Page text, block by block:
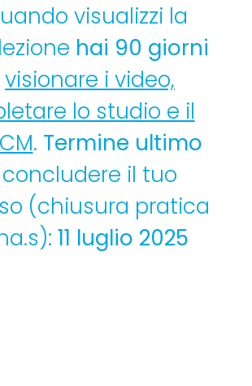
visualizzi la
hai 90 giorni
visionare i video,
lo studio e il
. Termine ultimo
il tuo
(chiusura pratica
11 luglio 2025